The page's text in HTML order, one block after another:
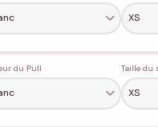
du Pull Taille du